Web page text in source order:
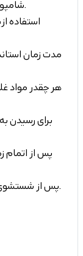
شامپو از فرق سر به سمت پائین موها زده شود.
استفاده
مدت زمان
هر چقدر مواد
پس از اتمام
پس از شستشوی کامل اثر از رنگ روی حوله نخواهد ماند.